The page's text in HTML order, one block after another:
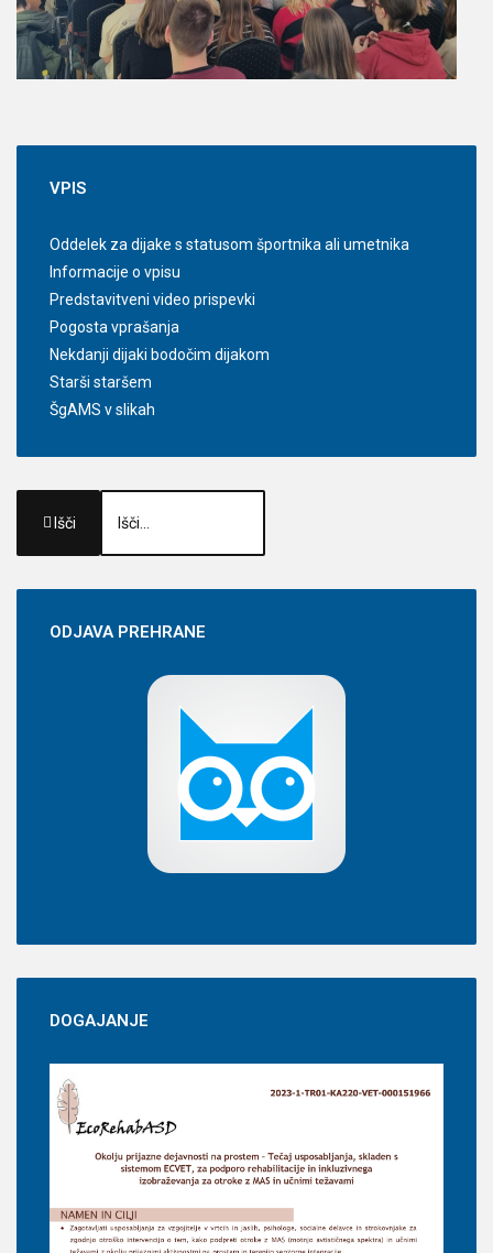
VPIS
Oddelek za dijake s statusom športnika ali umetnika
Informacije o vpisu
Predstavitveni video prispevki
Pogosta vprašanja
Nekdanji dijaki bodočim dijakom
Starši staršem
ŠgAMS v slikah
Išči
ODJAVAPREHRANE
DOGAJANJE